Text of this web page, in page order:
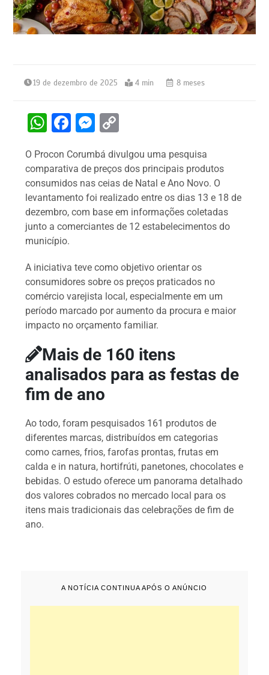
19 de dezembro de 2025 4 min 8 meses
W
at
s
A
p
p
F
c
e
b
o
M
s
s
e
n
p
y
Li
n
O Procon Corumbá divulgou uma pesquisa
comparativa de preços dos principais produtos
consumidos nas ceias de Natal e Ano Novo. O
levantamento foi realizado entre os dias 13 e 18 de
dezembro, com base em informações coletadas
junto a comerciantes de 12 estabelecimentos do
município.
A iniciativa teve como objetivo orientar os
consumidores sobre os preços praticados no
comércio varejista local, especialmente em um
período marcado por aumento da procura e maior
impacto no orçamento familiar.
Mais de 160 itens
analisados para as festas de
fim de ano
Ao todo, foram pesquisados 161 produtos de
diferentes marcas, distribuídos em categorias
como carnes, frios, farofas prontas, frutas em
calda e in natura, hortifrúti, panetones, chocolates e
bebidas. O estudo oferece um panorama detalhado
dos valores cobrados no mercado local para os
itens mais tradicionais das celebrações de fim de
ano.
A NOTÍCIA CONTINUA APÓS O ANÚNCIO